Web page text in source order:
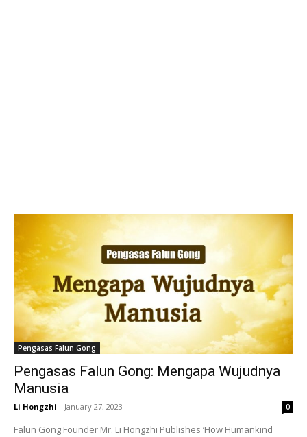
Pengasas Falun Gong
Pengasas Falun Gong: Mengapa Wujudnya
Manusia
Li Hongzhi - January 27, 2023 0
Falun Gong Founder Mr. Li Hongzhi Publishes ‘How Humankind